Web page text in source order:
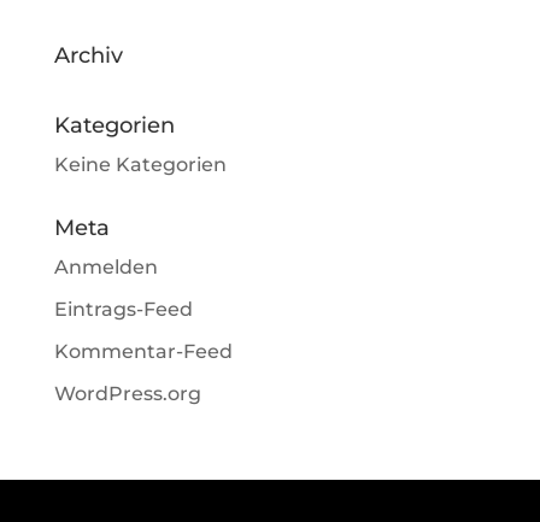
Archiv
Kategorien
Keine Kategorien
Meta
Anmelden
Eintrags-Feed
Kommentar-Feed
WordPress.org